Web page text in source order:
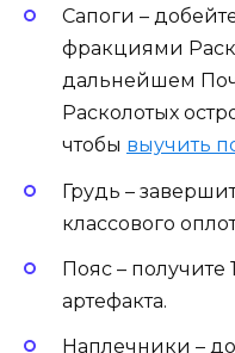
Сапоги –
фракциями
дальнейшем
Расколотых
чтобы выучить
Грудь –
классового
Пояс –
артефакта.
Наплечники –